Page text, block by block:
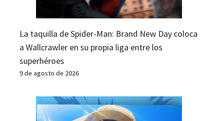
La taquilla de Spider-Man: Brand New Day coloca
a Wallcrawler en su propia liga entre los
superhéroes
9 de agosto de 2026